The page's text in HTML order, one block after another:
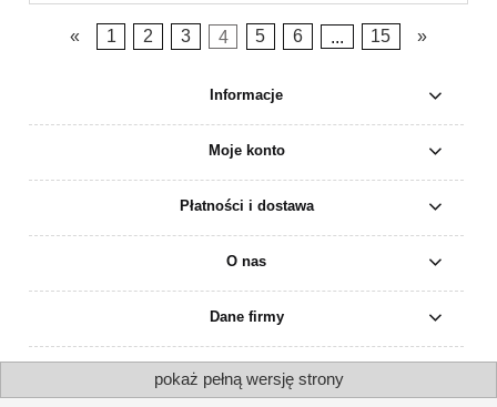
« 1 2 3 4 5 6 15 »
Informacje
Moje konto
Płatności i dostawa
O nas
Dane firmy
pokaż pełną wersję strony